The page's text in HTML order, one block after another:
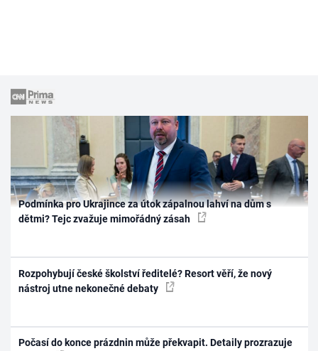
Podmínka pro Ukrajince za útok zápalnou lahví na dům s
dětmi? Tejc zvažuje mimořádný zásah
Rozpohybují české školství ředitelé? Resort věří, že nový
nástroj utne nekonečné debaty
Počasí do konce prázdnin může překvapit. Detaily prozrazuje